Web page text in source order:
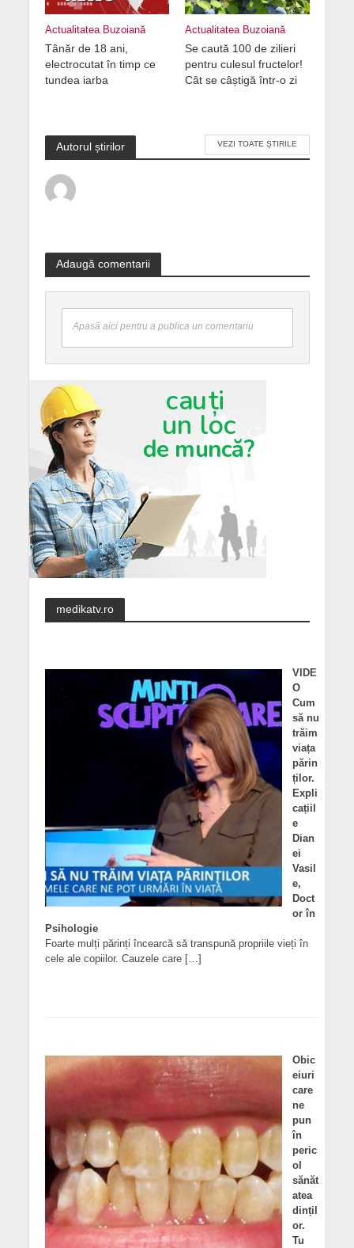
Actualitatea Buzoiană
Tânăr de 18 ani,
electrocutat în timp ce
tundea iarba
Actualitatea Buzoiană
Se caută 100 de zilieri
pentru culesul fructelor!
Cât se câștigă într-o zi
Autorul știrilor VEZI TOATE ȘTIRILE
Adaugă comentarii
Apasă aici pentru a publica un comentariu
medikatv.ro
VIDE
O
Cum
să nu
trăim
viața
părin
ților.
Expli
cațiil
e
Dian
ei
Vasil
e,
Doct
or în
Psihologie
Foarte mulți părinți încearcă să transpună propriile vieți în
cele ale copiilor. Cauzele care […]
Obic
eiuri
care
ne
pun
în
peric
ol
sănăt
atea
dințil
or.
Tu